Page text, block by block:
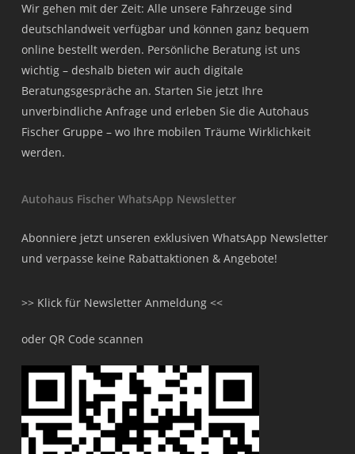
Wir gehen mit der Zeit: Alle unsere Fahrzeuge sind
deutschlandweit verfügbar und können ganz bequem
online bestellt werden. Persönliche Beratung ist uns
wichtig – deshalb bieten wir auch digitale
Beratungsgespräche an. Starten Sie jetzt Ihre
unverbindliche Anfrage und erleben Sie die Autohaus
Fischer Gruppe – wo Ihre mobilen Träume Wirklichkeit
werden.
Autohaus Fischer WhatsApp Newsletter
Abonniere jetzt unseren exklusiven WhatsApp Newsletter
und verpasse keine Rabattaktionen & Angebote!
>> Klick für Newsletter Anmeldung <<
oder QR Code scannen